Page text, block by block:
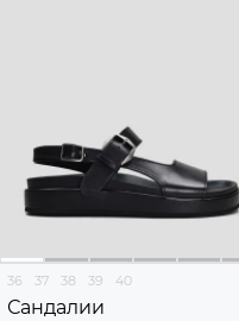
36 37 38 39 40
Сандалии